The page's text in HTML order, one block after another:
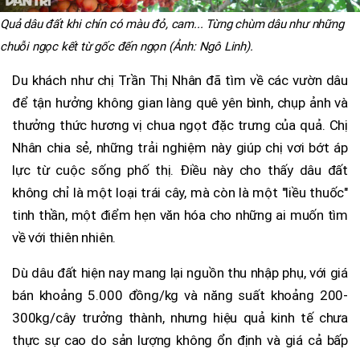
Quả dâu đất khi chín có màu đỏ, cam... Từng chùm dâu như những
chuỗi ngọc kết từ gốc đến ngọn (Ảnh: Ngô Linh).
Du khách như chị Trần Thị Nhân đã tìm về các vườn dâu
để tận hưởng không gian làng quê yên bình, chụp ảnh và
thưởng thức hương vị chua ngọt đặc trưng của quả. Chị
Nhân chia sẻ, những trải nghiệm này giúp chị vơi bớt áp
lực từ cuộc sống phố thị. Điều này cho thấy dâu đất
không chỉ là một loại trái cây, mà còn là một "liều thuốc"
tinh thần, một điểm hẹn văn hóa cho những ai muốn tìm
về với thiên nhiên.
Dù dâu đất hiện nay mang lại nguồn thu nhập phụ, với giá
bán khoảng 5.000 đồng/kg và năng suất khoảng 200-
300kg/cây trưởng thành, nhưng hiệu quả kinh tế chưa
thực sự cao do sản lượng không ổn định và giá cả bấp